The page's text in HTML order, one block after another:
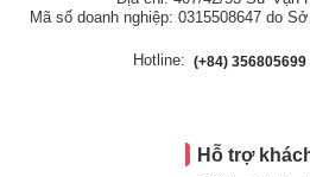
Mã số doanh nghiệp: 0315508647 do
Hotline: (+84) 356805699
Hỗ trợ